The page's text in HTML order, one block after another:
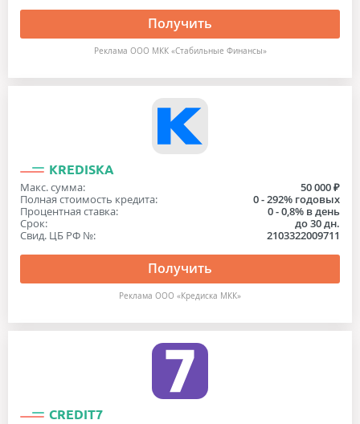
Получить
Реклама ООО МКК «Стабильные Финансы»
KREDISKA
Макс. сумма:
50 000 ₽
Полная стоимость кредита:
0 - 292% годовых
Процентная ставка:
0 - 0,8% в день
Срок:
до 30 дн.
Свид. ЦБ РФ №:
2103322009711
Получить
Реклама ООО «Кредиска МКК»
CREDIT7